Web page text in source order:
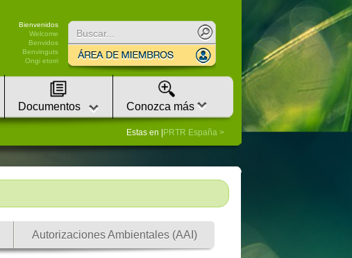
Bienvenidos
Welcome
Benvidos
Benvinguts
Ongi etorri
Documentos Conozca más
Estas en | PRTR España
Autorizaciones Ambientales (AAI)